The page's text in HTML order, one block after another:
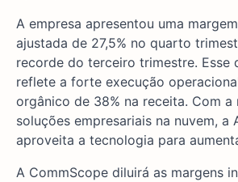
A empresa apresentou uma
ajustada de 27,5% no quarto
recorde do terceiro trimestre. Esse
reflete a forte execução
orgânico de 38% na receita. Com a
soluções empresariais na nuvem, a
aproveita a tecnologia para
A CommScope diluirá as margens